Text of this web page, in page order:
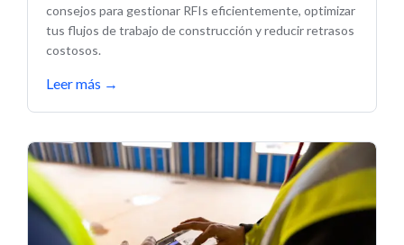
consejos para gestionar RFIs eficientemente, optimizar
tus flujos de trabajo de construcción y reducir retrasos
costosos.
Leer más →